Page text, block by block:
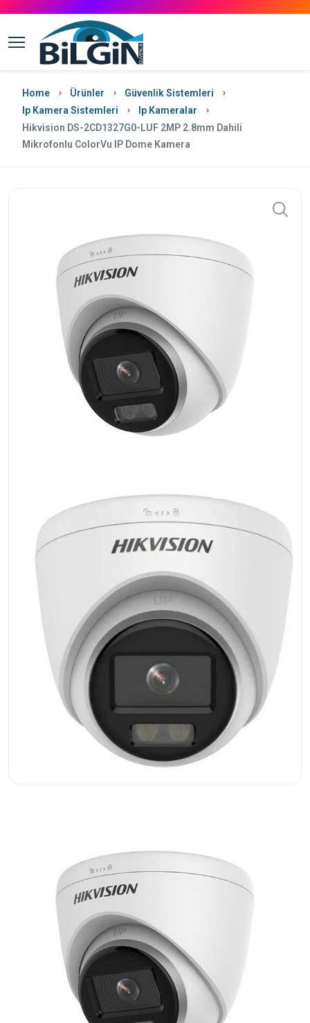
Home Ürünler
Güvenlik Sistemleri
Ip Kamera Sistemleri
Ip Kameralar
Hikvision DS-2CD1327G0-LUF 2MP 2.8mm Dahili
Mikrofonlu ColorVu IP Dome Kamera